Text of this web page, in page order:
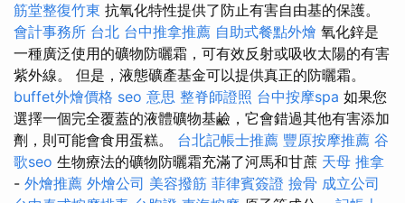
筋堂整復竹東 抗氧化特性提供了防止有害自由基的保護。
會計事務所 台北 台中推拿推薦 自助式餐點外燴 氧化鋅是
一種廣泛使用的礦物防曬霜，可有效反射或吸收太陽的有害
紫外線。 但是，液態礦產基金可以提供真正的防曬霜。
buffet外燴價格 seo 意思 整脊師證照 台中按摩spa 如果您
選擇一個完全覆蓋的液體礦物基鹼，它會錯過其他有害添加
劑，則可能會食用蛋糕。 台北記帳士推薦 豐原按摩推薦 谷
歌seo 生物療法的礦物防曬霜充滿了河馬和甘蔗 天母 推拿
- 外燴推薦 外燴公司 美容撥筋 菲律賓簽證 撿骨 成立公司